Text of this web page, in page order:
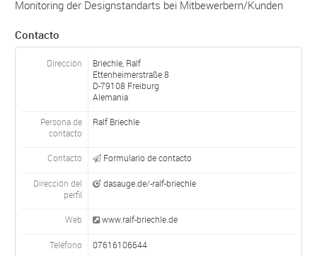
Monitoring der Designstandarts bei Mitbewerbern/Kunden
Contacto
Dirección
Briechle, Ralf
Ettenheimerstraße 8
D-79108 Freiburg
Alemania
Persona de
contacto
Ralf Briechle
Contacto Formulario de contacto
Dirección del
perfil
dasauge.de/-ralf-briechle
Web www.ralf-briechle.de
Teléfono 07616106644